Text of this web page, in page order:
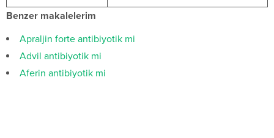
Benzer makalelerim
Apraljin forte antibiyotik mi
Advil antibiyotik mi
Aferin antibiyotik mi